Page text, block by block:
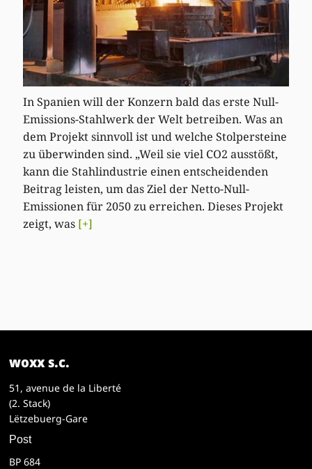
In Spanien will der Konzern bald das erste Null-
Emissions-Stahlwerk der Welt betreiben. Was an
dem Projekt sinnvoll ist und welche Stolpersteine
zu überwinden sind. „Weil sie viel CO2 ausstößt,
kann die Stahlindustrie einen entscheidenden
Beitrag leisten, um das Ziel der Netto-Null-
Emissionen für 2050 zu erreichen. Dieses Projekt
zeigt, was [+]
woxx s.c.
51, avenue de la Liberté
(2. Stack)
Lëtzebuerg-Gare
Post
BP 684